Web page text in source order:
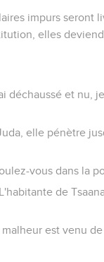
impurs seront
elles
déchaussé et nu,
elle pénètre
vous dans la
de
est venu